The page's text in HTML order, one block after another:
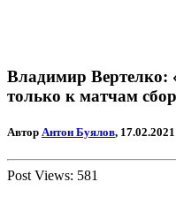
Владимир Вертелко:
только к матчам
Автор Антон Буялов, 17.02.2021
Post Views: 581